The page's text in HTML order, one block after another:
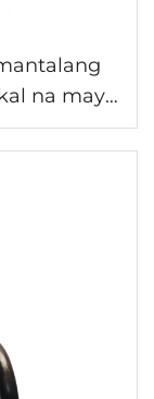
na may